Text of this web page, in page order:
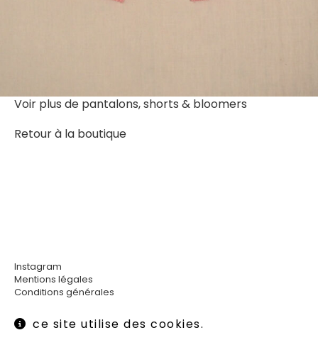
Voir plus de pantalons, shorts & bloomers
Retour à la boutique
Newsletter :
Conditions générales
Mentions légales
Instagram
ce site utilise des cookies.